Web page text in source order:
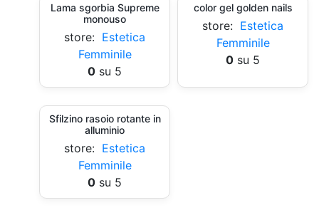
Lama sgorbia Supreme
monouso
store: Estetica
Femminile
0 su 5
color gel golden nails
store: Estetica
Femminile
0 su 5
Sfilzino rasoio rotante in
alluminio
store: Estetica
Femminile
0 su 5